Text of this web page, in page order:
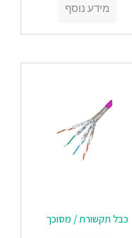
מידע נוסף
‏‏כבל תקשורת / מסוכך